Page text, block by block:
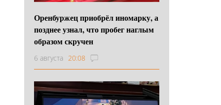
Оренбуржец приобрёл иномарку, а
позднее узнал, что пробег наглым
образом скручен
6 августа 20:08